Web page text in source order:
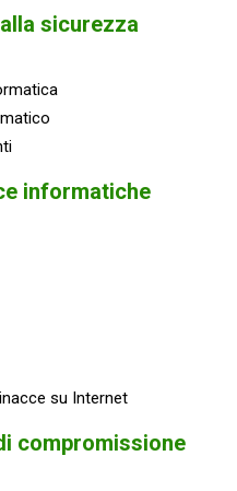
sicurezza
informatiche
su Internet
compromissione